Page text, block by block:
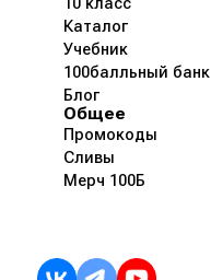
10 класс
Каталог
Учебник
100балльный банк
Блог
Общее
Промокоды
Сливы
Мерч 100Б